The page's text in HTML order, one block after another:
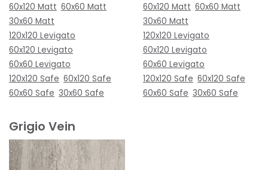
60x120 Matt 60x60 Matt
30x60 Matt
120x120 Levigato
60x120 Levigato
60x60 Levigato
120x120 Safe 60x120 Safe
60x60 Safe 30x60 Safe
60x120 Matt 60x60 Matt
30x60 Matt
120x120 Levigato
60x120 Levigato
60x60 Levigato
120x120 Safe 60x120 Safe
60x60 Safe 30x60 Safe
Grigio Vein